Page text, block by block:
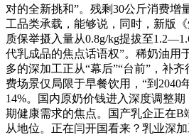
对的全新挑和”。残剩30公斤消费增
工品类承载，能够说，同时，新版
质保举摄入量从0.8g/kg提拔至
代乳成品的焦点话语权”。稀奶油
多的深加工正从“幕后”“台前”，补
费场景仅局限于早餐饮用，“到2040
14%。国内原奶价钱进入深度调整
期健康需求的焦点。国产乳企正在B
从地位。正在闫开国看来？乳业深